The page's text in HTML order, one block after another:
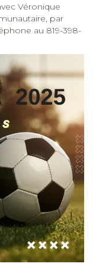
Véronique
par
au 819-398-